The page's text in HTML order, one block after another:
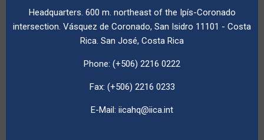
Headquarters. 600 m. northeast of the Ipís-Coronado
intersection. Vásquez de Coronado, San Isidro 11101 - Costa
Rica. San José, Costa Rica
Phone: (+506) 2216 0222
Fax: (+506) 2216 0233
E-Mail: iicahq@iica.int